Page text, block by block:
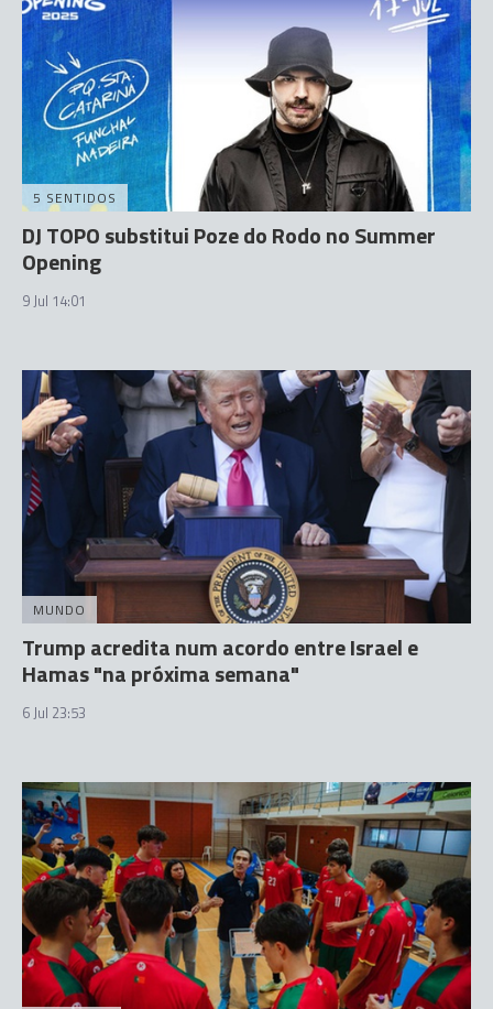
5 SENTIDOS
DJ TOPO substitui Poze do Rodo no Summer
Opening
9 Jul 14:01
MUNDO
Trump acredita num acordo entre Israel e
Hamas "na próxima semana"
6 Jul 23:53